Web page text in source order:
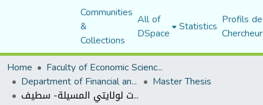
Communities
&
Collections
All of
DSpace Statistics Profils
Home
Faculty of Economic Sciences, Commerce and Management Sciences
Department of Financial and Accounting Sciences Master Thesis
المعايير الجزائرية للتدقيق بين الإصدار والتطبيق دراسة ميدانية لعينة من مدققي الحسابات لولايتي المسيلة- سطيف